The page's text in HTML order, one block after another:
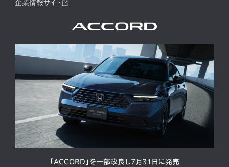
企業情報サイト
「ACCORD」を一部改良し7月31日に発売